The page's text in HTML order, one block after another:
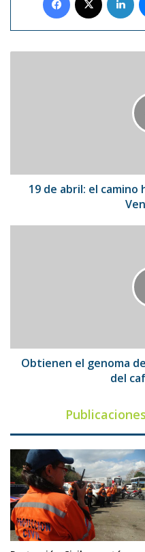
de
Venezuela
19 de abril: el camino
del
caféObtienen el genoma
del